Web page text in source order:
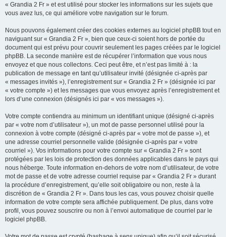
« Grandia 2 Fr » et est utilisé pour stocker les informations sur les sujets que
vous avez lus, ce qui améliore votre navigation sur le forum.
Nous pouvons également créer des cookies externes au logiciel phpBB tout en
naviguant sur « Grandia 2 Fr », bien que ceux-ci soient hors de portée du
document qui est prévu pour couvrir seulement les pages créées par le logiciel
phpBB. La seconde manière est de récupérer l’information que vous nous
envoyez et que nous collectons. Ceci peut être, et n’est pas limité à : la
publication de message en tant qu’utilisateur invité (désignée ci-après par
« messages invités »), l’enregistrement sur « Grandia 2 Fr » (désignée ici par
« votre compte ») et les messages que vous envoyez après l’enregistrement et
lors d’une connexion (désignés ici par « vos messages »).
Votre compte contiendra au minimum un identifiant unique (désigné ci-après
par « votre nom d’utilisateur »), un mot de passe personnel utilisé pour la
connexion à votre compte (désigné ci-après par « votre mot de passe »), et
une adresse courriel personnelle valide (désignée ci-après par « votre
courriel »). Vos informations pour votre compte sur « Grandia 2 Fr » sont
protégées par les lois de protection des données applicables dans le pays qui
nous héberge. Toute information en-dehors de votre nom d’utilisateur, de votre
mot de passe et de votre adresse courriel requise par « Grandia 2 Fr » durant
la procédure d’enregistrement, qu’elle soit obligatoire ou non, reste à la
discrétion de « Grandia 2 Fr ». Dans tous les cas, vous pouvez choisir quelle
information de votre compte sera affichée publiquement. De plus, dans votre
profil, vous pouvez souscrire ou non à l’envoi automatique de courriel par le
logiciel phpBB.